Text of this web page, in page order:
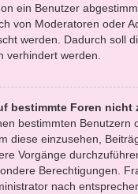
ein Benutzer
von Moderatoren oder
werden. Dadurch soll
verhindert werden.
bestimmte Foren nicht
bestimmten Benutzern
diese einzusehen,
Vorgänge
Berechtigungen.
nach